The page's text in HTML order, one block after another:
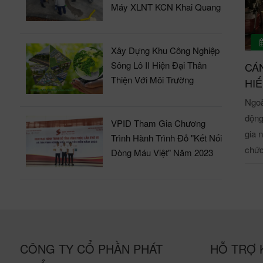
đích
dục
mở
các đơn vị. Dưới đây là
kinh
theo
An
đạo
nghiệp Châu
tại
trao
gia
chức
tương ái. Các cán bộ nhân
Máy XLNT KCN Khai Quang
Xây Dựng Khu Công Nghiệp
Sông Lô II Hiện Đại Thân
Thiện Với Môi Trường
VPID Tham Gia Chương
Trình Hành Trình Đỏ "Kết Nối
Dòng Máu Việt" Năm 2023
CÔNG TY CỔ PHẦN PHÁT
HỖ TRỢ